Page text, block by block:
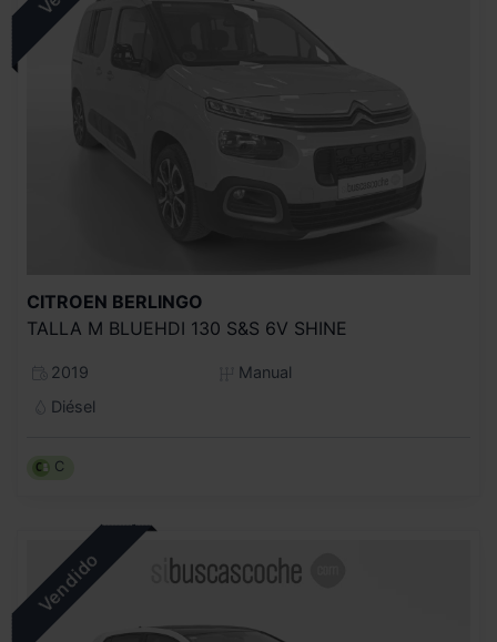
CITROEN BERLINGO
TALLA M BLUEHDI 130 S&S 6V SHINE
2019
Manual
Diésel
C